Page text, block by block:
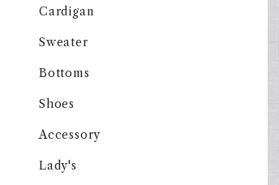
Cardigan
Sweater
Bottoms
Shoes
Accessory
Lady's